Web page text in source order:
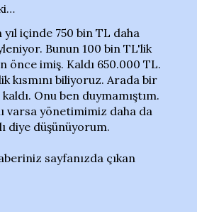
içinde 750 bin TL daha
Bunun 100 bin TL'lik
önce imiş. Kaldı 650.000 TL.
kısmını biliyoruz. Arada bir
Onu ben duymamıştım.
varsa yönetimimiz daha da
diye düşünüyorum.
sayfanızda çıkan